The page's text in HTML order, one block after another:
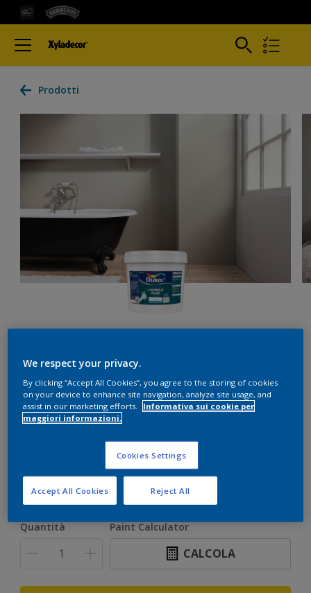
Prodotti
Bianco
5 L
Quantità Paint Calculator
CALCOLA
We respect your privacy.
By clicking “Accept All Cookies”, you agree to the storing of cookies
on your device to enhance site navigation, analyze site usage, and
assist in our marketing efforts.
Informativa sui cookie per
maggiori informazioni.
Cookies Settings
Reject All
Accept All Cookies